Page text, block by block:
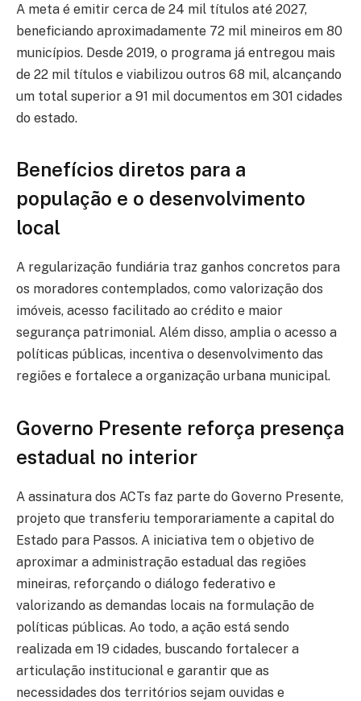
A meta é emitir cerca de 24 mil títulos até 2027,
beneficiando aproximadamente 72 mil mineiros em 80
municípios. Desde 2019, o programa já entregou mais
de 22 mil títulos e viabilizou outros 68 mil, alcançando
um total superior a 91 mil documentos em 301 cidades
do estado.
Benefícios diretos para a
população e o desenvolvimento
local
A regularização fundiária traz ganhos concretos para
os moradores contemplados, como valorização dos
imóveis, acesso facilitado ao crédito e maior
segurança patrimonial. Além disso, amplia o acesso a
políticas públicas, incentiva o desenvolvimento das
regiões e fortalece a organização urbana municipal.
Governo Presente reforça presença
estadual no interior
A assinatura dos ACTs faz parte do Governo Presente,
projeto que transferiu temporariamente a capital do
Estado para Passos. A iniciativa tem o objetivo de
aproximar a administração estadual das regiões
mineiras, reforçando o diálogo federativo e
valorizando as demandas locais na formulação de
políticas públicas. Ao todo, a ação está sendo
realizada em 19 cidades, buscando fortalecer a
articulação institucional e garantir que as
necessidades dos territórios sejam ouvidas e